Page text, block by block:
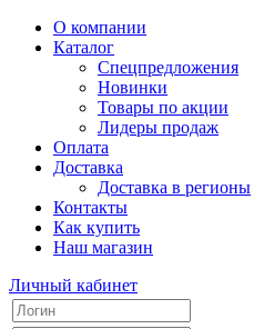
О компании
Каталог
Спецпредложения
Новинки
Товары по акции
Лидеры продаж
Оплата
Доставка
Доставка в регионы
Контакты
Как купить
Наш магазин
Личный кабинет